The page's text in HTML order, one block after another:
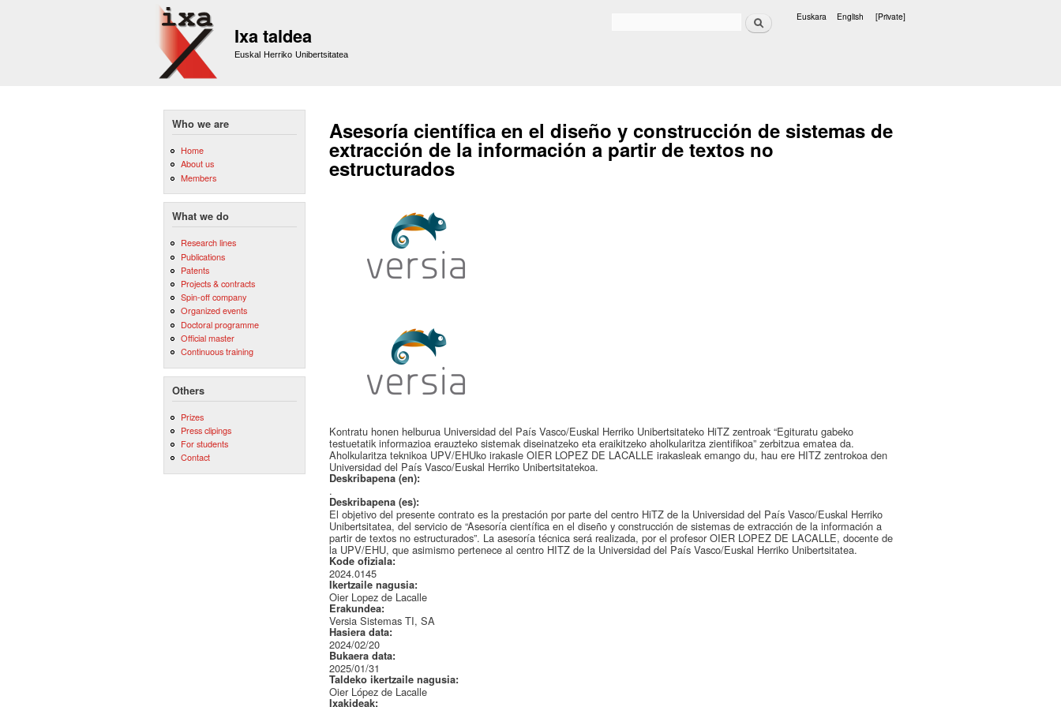
Ixa taldea
Euskal Herriko Unibertsitatea
Search Euskara English [Private]
Who we are
Home
About us
Members
What we do
Research lines
Publications
Patents
Projects & contracts
Spin-off company
Organized events
Doctoral programme
Official master
Continuous training
Others
Prizes
Press clipings
For students
Contact
Asesoría científica en el diseño y construcción de sistemas de
extracción de la información a partir de textos no
estructurados
Kontratu honen helburua Universidad del País Vasco/Euskal Herriko Unibertsitateko HiTZ zentroak “Egituratu gabeko
testuetatik informazioa erauzteko sistemak diseinatzeko eta eraikitzeko aholkularitza zientifikoa” zerbitzua ematea da.
Aholkularitza teknikoa UPV/EHUko irakasle OIER LOPEZ DE LACALLE irakasleak emango du, hau ere HITZ zentrokoa den
Universidad del País Vasco/Euskal Herriko Unibertsitatekoa.
Deskribapena (en):
.
Deskribapena (es):
El objetivo del presente contrato es la prestación por parte del centro HiTZ de la Universidad del País Vasco/Euskal Herriko
Unibertsitatea, del servicio de “Asesoría científica en el diseño y construcción de sistemas de extracción de la información a
partir de textos no estructurados”. La asesoría técnica será realizada, por el profesor OIER LOPEZ DE LACALLE, docente de
la UPV/EHU, que asimismo pertenece al centro HITZ de la Universidad del País Vasco/Euskal Herriko Unibertsitatea.
Kode ofiziala:
2024.0145
Ikertzaile nagusia:
Oier Lopez de Lacalle
Erakundea:
Versia Sistemas TI, SA
Hasiera data:
2024/02/20
Bukaera data:
2025/01/31
Taldeko ikertzaile nagusia:
Oier López de Lacalle
Ixakideak: